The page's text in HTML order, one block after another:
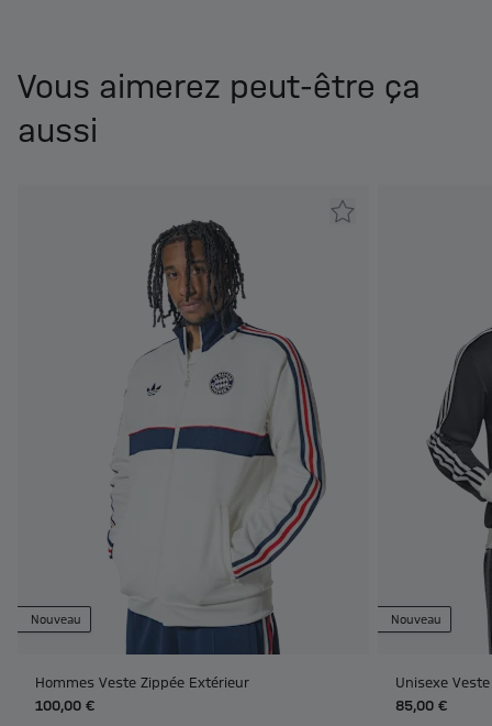
Vous aimerez peut-être ça
aussi
Nouveau
Hommes Veste Zippée Extérieur
100,00 €
Nouveau
Unisexe
85,00 €